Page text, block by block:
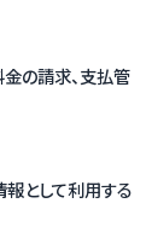
の請求、支払管
として利用する